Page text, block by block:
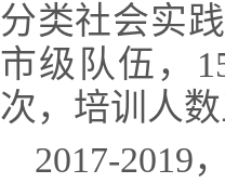
分类社会实践
市级队伍，
次，培训人数
2017-2019，